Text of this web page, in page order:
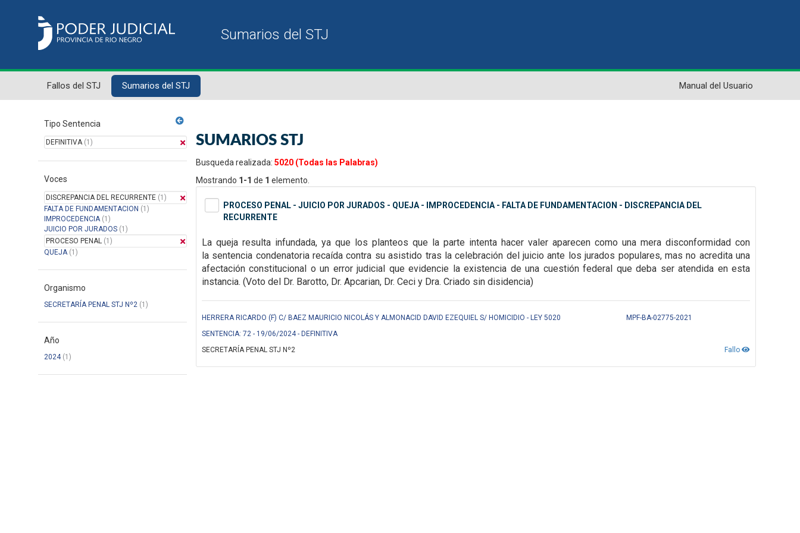
Fallos del STJ Sumarios del STJ Manual del Usuario
Tipo Sentencia
DEFINITIVA(1)
Voces
DISCREPANCIA DEL RECURRENTE (1)
FALTA DE FUNDAMENTACION (1)
IMPROCEDENCIA(1)
JUICIO POR JURADOS (1)
PROCESO PENAL (1)
QUEJA(1)
Organismo
SECRETARÍA PENAL STJ Nº2 (1)
Año
2024(1)
SUMARIOS STJ
Busqueda realizada: 5020 (Todas las Palabras)
Mostrando 1-1 de 1 elemento.
PROCESO PENAL - JUICIO POR JURADOS - QUEJA - IMPROCEDENCIA - FALTA DE FUNDAMENTACION - DISCREPANCIA DEL
RECURRENTE
La queja resulta infundada, ya que los planteos que la parte intenta hacer valer aparecen como una mera disconformidad con
la sentencia condenatoria recaída contra su asistido tras la celebración del juicio ante los jurados populares, mas no acredita una
afectación constitucional o un error judicial que evidencie laexistencia de una cuestión federal que deba ser atendida en esta
instancia. (Voto del Dr. Barotto, Dr. Apcarian, Dr. Ceci y Dra. Criado sin disidencia)
HERRERA RICARDO (F) C/ BAEZ MAURICIO NICOLÁS Y ALMONACID DAVID EZEQUIEL S/ HOMICIDIO - LEY 5020
MPF-BA-02775-2021
SENTENCIA: 72 - 19/06/2024 - DEFINITIVA
Fallo
SECRETARÍA PENAL STJ Nº2